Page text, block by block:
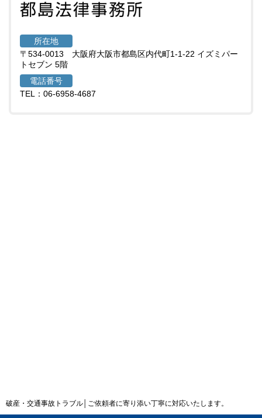
所在地
〒534-0013 大阪府大阪市都島区内代町1-1-22 イズミパー
トセブン 5階
電話番号
TEL：06-6958-4687
破産・交通事故トラブル│ご依頼者に寄り添い丁寧に対応いたします。